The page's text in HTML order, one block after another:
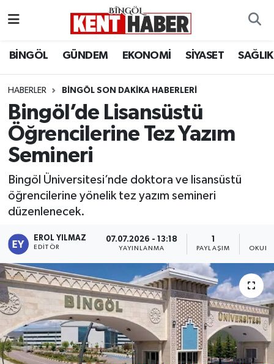
BİNGÖL GÜNDEM EKONOMİ SİYASET SAĞLIK
HABERLER BINGÖL SON DAKIKA HABERLERI
Bingöl’de Lisansüstü
Öğrencilerine Tez Yazım
Semineri
Bingöl Üniversitesi’nde doktora ve lisansüstü
öğrencilerine yönelik tez yazım semineri
düzenlenecek.
EROL YILMAZ
EDITÖR
07.07.2026 - 13:18
YAYINLANMA PAYLAŞIM
BİLİM-TEKNOLOJİ
DÜNYA
EĞİTİM
EKONOMİ
GENÇ
GÜNDEM
KARLIOVA
KİĞI
MERKEZ
RESMİ İLANLAR
Bingöl Hava Durumu
Bingöl Namaz Vakitleri
Bingöl Trafik Yoğunluk Haritası
Süper Lig Puan Durumu ve Fikstür
Tüm Manşetler
Son Dakika Haberleri
Haber Arşivi